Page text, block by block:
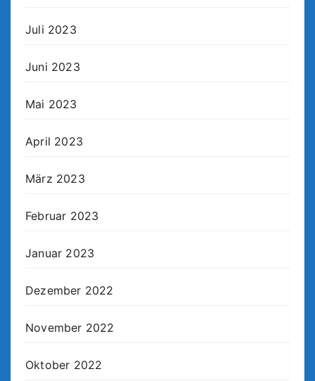
Juli 2023
Juni 2023
Mai 2023
April 2023
März 2023
Februar 2023
Januar 2023
Dezember 2022
November 2022
Oktober 2022